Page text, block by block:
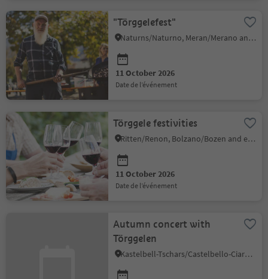
"Törggelefest"
Naturns/Naturno, Meran/Merano and environs
11 October 2026
date de l’événement
Törggele festivities
Ritten/Renon, Bolzano/Bozen and environs
11 October 2026
date de l’événement
Autumn concert with
Törggelen
Kastelbell-Tschars/Castelbello-Ciardes, Vinschgau/Val Venosta